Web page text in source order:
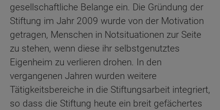
gesellschaftliche Belange ein. Die Gründung der
Stiftung im Jahr 2009 wurde von der Motivation
getragen, Menschen in Notsituationen zur Seite
zu stehen, wenn diese ihr selbstgenutztes
Eigenheim zu verlieren drohen. In den
vergangenen Jahren wurden weitere
Tätigkeitsbereiche in die Stiftungsarbeit integriert,
so dass die Stiftung heute ein breit gefächertes